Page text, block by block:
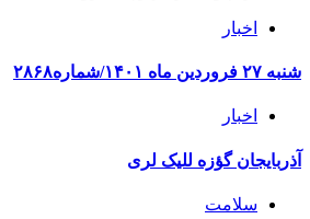
اخبار
شنبه ۲۷ فروردین ماه ۱۴۰۱/شماره۲۸۶۸
اخبار
آذربایجان گؤزه للیک لری
سلامت